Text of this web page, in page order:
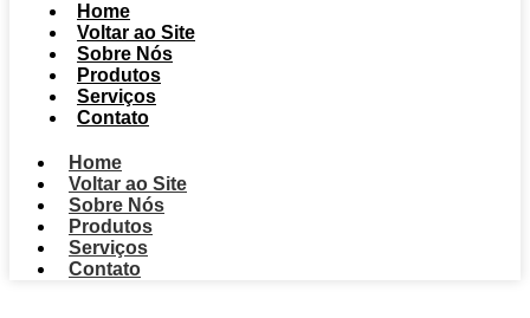
Home
Voltar ao Site
Sobre Nós
Produtos
Serviços
Contato
Home
Voltar ao Site
Sobre Nós
Produtos
Serviços
Contato